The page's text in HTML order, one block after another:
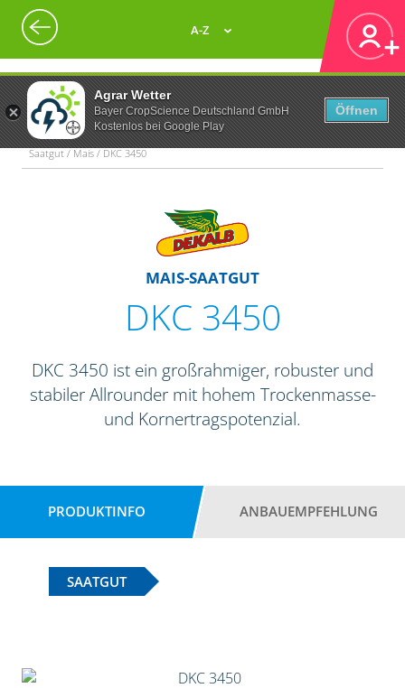
Agrar Wetter
Bayer CropScience Deutschland GmbH
Kostenlos bei Google Play
Öffnen
A-Z
Saatgut / Mais / DKC 3450
MAIS-SAATGUT
DKC 3450
DKC 3450 ist ein großrahmiger, robuster und
stabiler Allrounder mit hohem Trockenmasse-
und Kornertragspotenzial.
PRODUKTINFO ANBAUEMPFEHLUNG
SAATGUT